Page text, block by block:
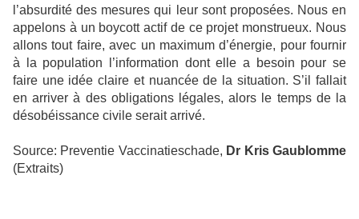
l’absurdité des mesures qui leur sont proposées. Nous en
appelons à un boycott actif de ce projet monstrueux. Nous
allons tout faire, avec un maximum d’énergie, pour fournir
à la population l’information dont elle a besoin pour se
faire une idée claire et nuancée de la situation. S’il fallait
en arriver à des obligations légales, alors le temps de la
désobéissance civile serait arrivé.
Source: Preventie Vaccinatieschade, Dr Kris Gaublomme
(Extraits)